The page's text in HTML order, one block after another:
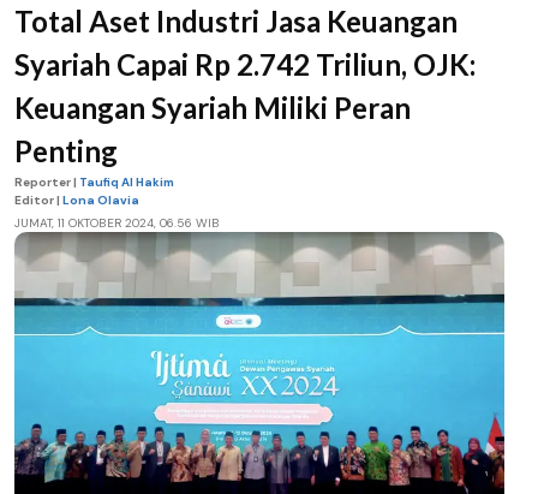
Total Aset Industri Jasa Keuangan
Syariah Capai Rp 2.742 Triliun, OJK:
Keuangan Syariah Miliki Peran
Penting
Reporter | Taufiq Al Hakim
Editor | Lona Olavia
JUMAT, 11 OKTOBER 2024, 06.56 WIB